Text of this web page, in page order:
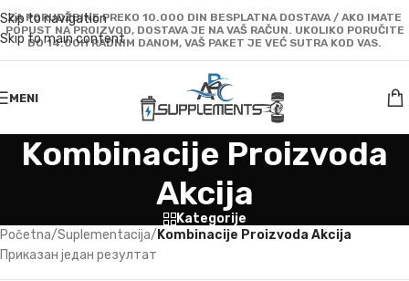
Skip to navigation
Skip to main content
ZA PORUDŽBINE PREKO 10.000 DIN BESPLATNA DOSTAVA / AKO IMATE
POPUST NA PROIZVOD, DOSTAVA JE NA VAŠ RAČUN. UKOLIKO PORUČITE
DO 14:00H RADNIM DANOM, VAŠ PAKET JE VEĆ SUTRA KOD VAS.
MENI
Kombinacije Proizvoda
Akcija
Kategorije
Početna/Suplementacija/ Kombinacije Proizvoda Akcija
Приказан један резултат